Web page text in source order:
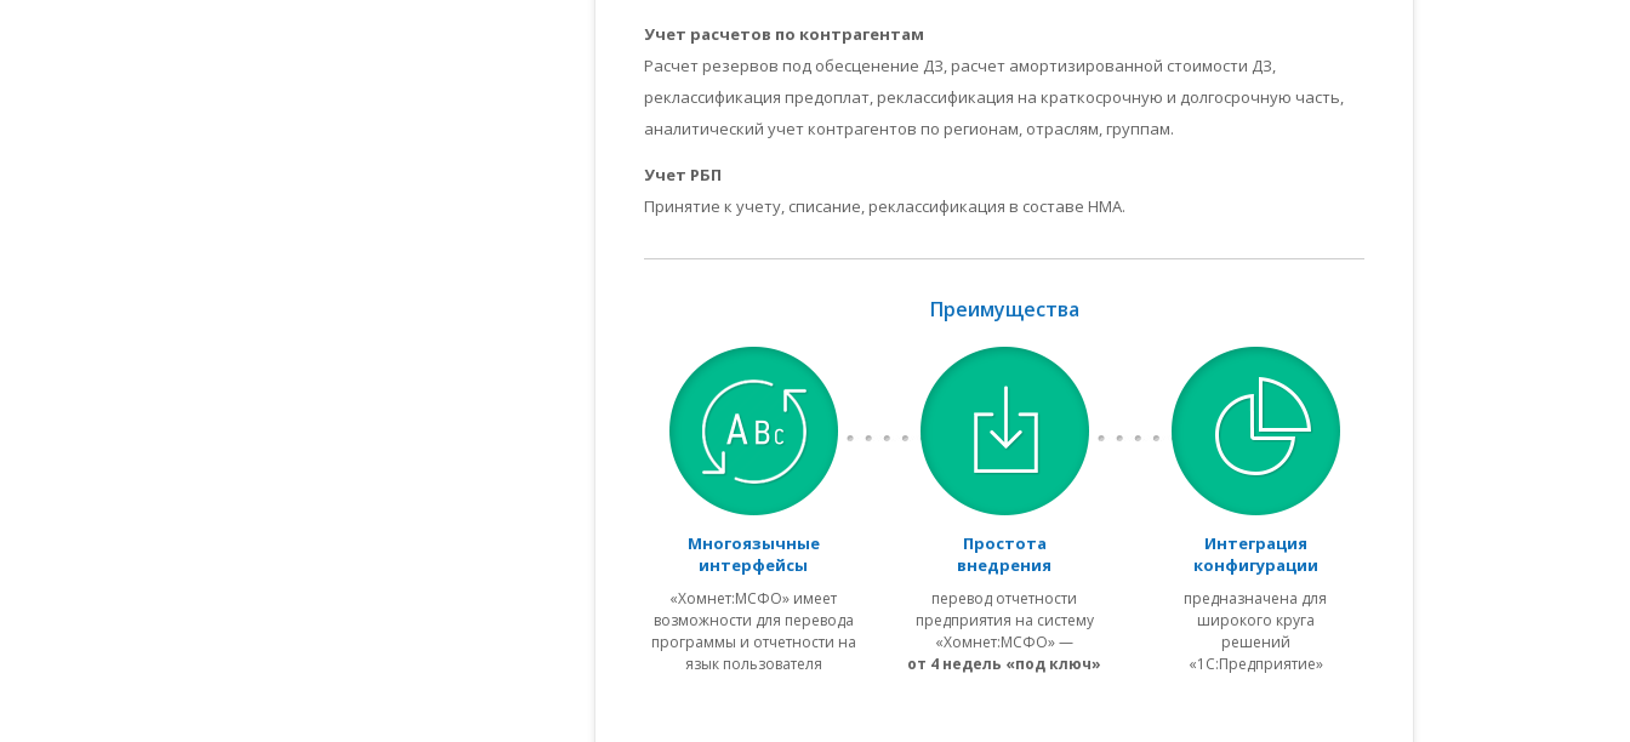
Учет расчетов по контрагентам
Расчет резервов под обесценение ДЗ, расчет амортизированной стоимости ДЗ,
реклассификация предоплат, реклассификация на краткосрочную и долгосрочную часть,
аналитический учет контрагентов по регионам, отраслям, группам.
Учет РБП
Принятие к учету, списание, реклассификация в составе НМА.
Преимущества
Многоязычные
интерфейсы
«Хомнет:МСФО» имеет
возможности для перевода
программы и отчетности на
язык пользователя
Простота
внедрения
перевод отчетности
предприятия на систему
«Хомнет:МСФО» —
от 4 недель «под ключ»
Интеграция
конфигурации
предназначена для
широкого круга
решений
«1С:Предприятие»